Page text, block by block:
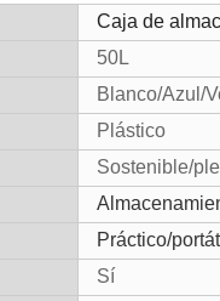
Caja de
50L
Blanco/Azul/
Plástico
Sostenible/
Práctico/
Sí